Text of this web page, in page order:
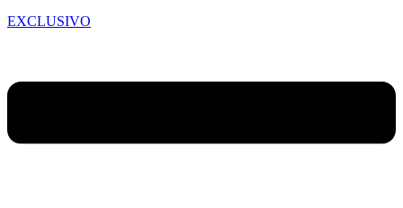
EXCLUSIVO